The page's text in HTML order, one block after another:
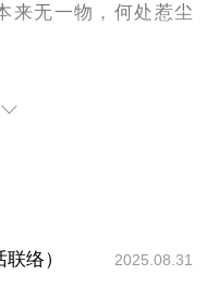
问题。请把你的问题
的准备，提升见面效
来无一物，何处惹尘
题
、真实性和辅导性；
，不断更新。
络） 2025.08.31